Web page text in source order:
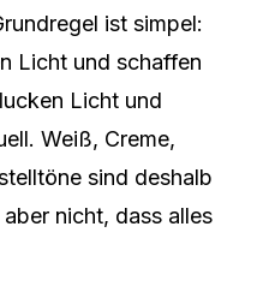
ist simpel:
Licht und schaffen
Licht und
Weiß, Creme,
sind deshalb
nicht, dass alles